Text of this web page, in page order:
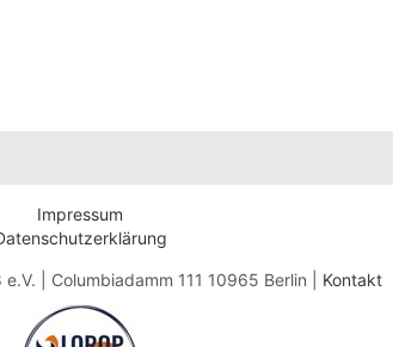
Impressum
| Columbiadamm 111 10965 Berlin | Kontakt